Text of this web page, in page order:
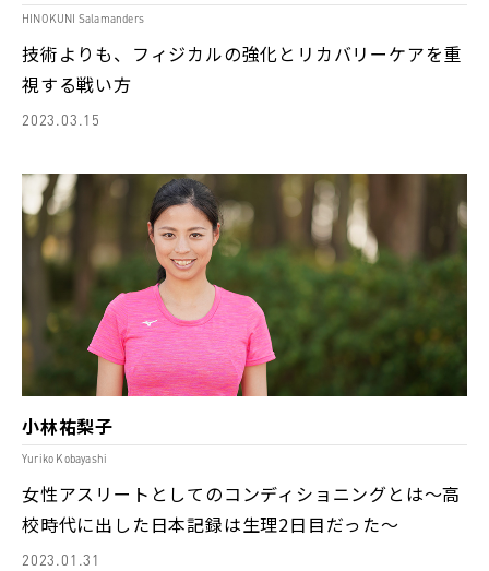
HINOKUNI Salamanders
技術よりも、フィジカルの強化とリカバリーケアを重
視する戦い方
2023.03.15
小林祐梨子
Yuriko Kobayashi
女性アスリートとしてのコンディショニングとは～高
校時代に出した日本記録は生理2日目だった～
2023.01.31